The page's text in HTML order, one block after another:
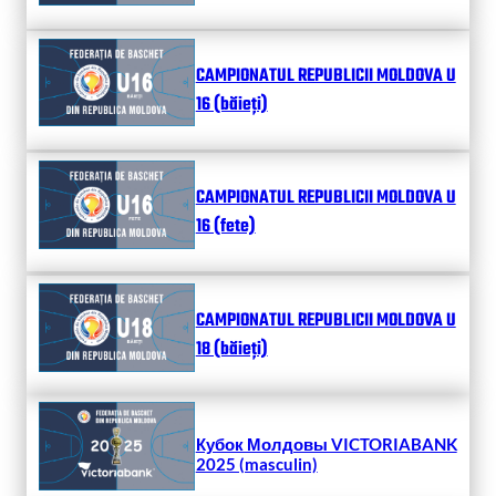
CAMPIONATUL REPUBLICII MOLDOVA U
16 (băieți)
CAMPIONATUL REPUBLICII MOLDOVA U
16 (fete)
CAMPIONATUL REPUBLICII MOLDOVA U
18 (băieți)
Кубок Молдовы VICTORIABANK
2025 (masculin)